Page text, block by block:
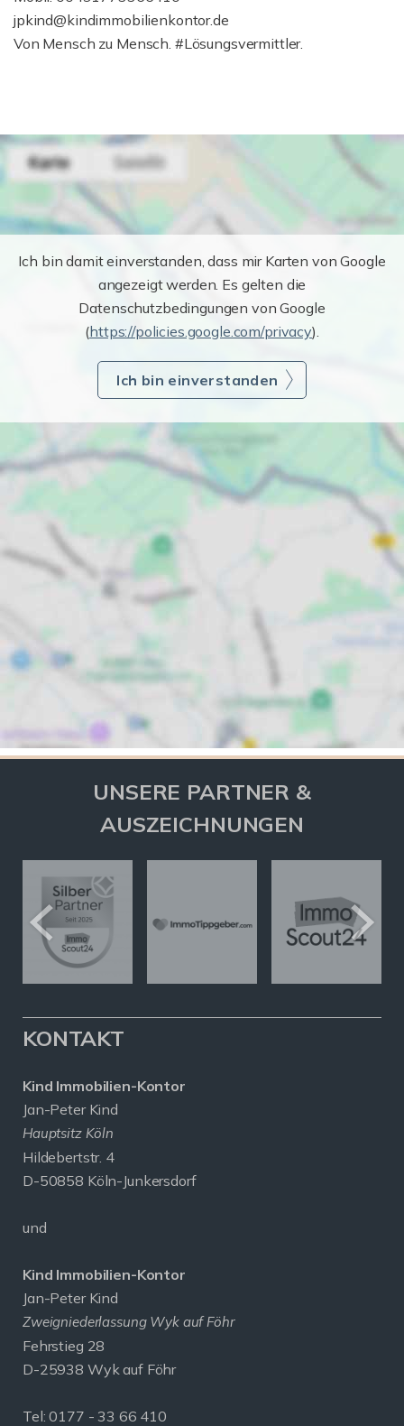
jpkind@kindimmobilienkontor.de
Von Mensch zu Mensch. #Lösungsvermittler.
Ich bin damit einverstanden, dass mir Karten von Google
angezeigt werden. Es gelten die
Datenschutzbedingungen von Google
(https://policies.google.com/privacy).
Ich bin einverstanden
UNSERE PARTNER &
AUSZEICHNUNGEN
KONTAKT
Kind Immobilien-Kontor
Jan-Peter Kind
Hauptsitz Köln
Hildebertstr. 4
D-50858 Köln-Junkersdorf
und
Kind Immobilien-Kontor
Jan-Peter Kind
Zweigniederlassung Wyk auf Föhr
Fehrstieg 28
D-25938 Wyk auf Föhr
Tel:0177 - 33 66 410